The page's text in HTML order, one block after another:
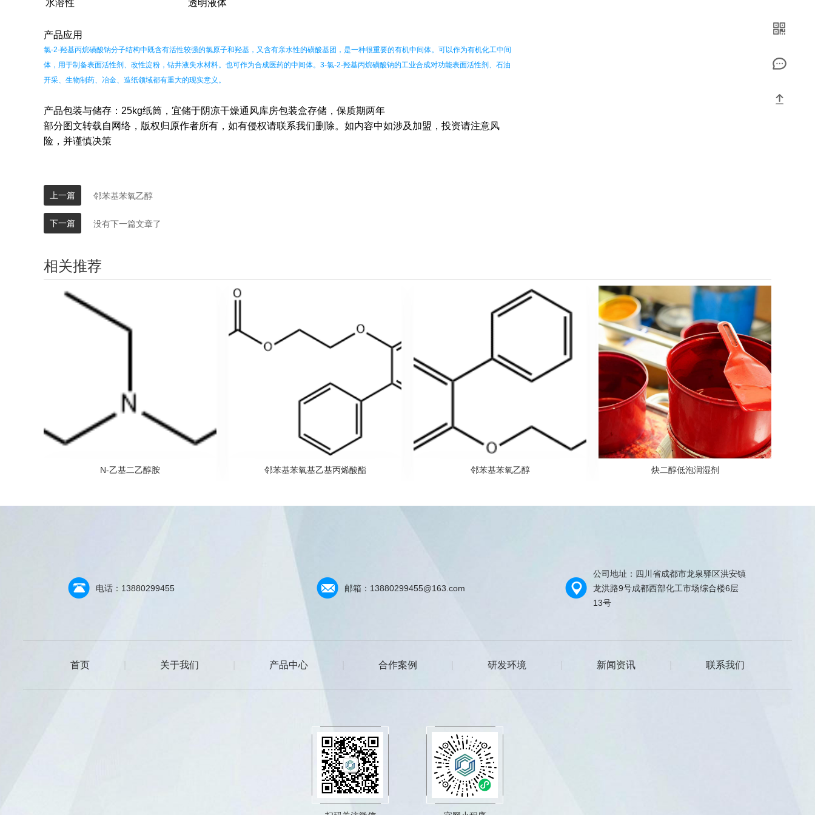
水溶性
透明液体
产品应用
氯-2-羟基丙烷磺酸钠分子结构中既含有活性较强的氯原子和羟基，又含有亲水性的磺酸基团，是一种很重要的有机中间体。可以作为有机化工中间
体，用于制备表面活性剂、改性淀粉，钻井液失水材料。也可作为合成医药的中间体。3-氯-2-羟基丙烷磺酸钠的工业合成对功能表面活性剂、石油
开采、生物制药、冶金、造纸领域都有重大的现实意义。
产品包装与储存：25kg纸筒，宜储于阴凉干燥通风库房包装盒存储，保质期两年
部分图文转载自网络，版权归原作者所有，如有侵权请联系我们删除。如内容中如涉及加盟，投资请注意风
险，并谨慎决策
上一篇 邻苯基苯氧乙醇
下一篇 没有下一篇文章了
相关推荐
N-乙基二乙醇胺 邻苯基苯氧基乙基丙烯酸酯 邻苯基苯氧乙醇 炔二醇低泡润湿剂
电话：13880299455 邮箱：13880299455@163.com
公司地址：四川省成都市龙泉驿区洪安镇
龙洪路9号成都西部化工市场综合楼6层
13号
首页 关于我们 产品中心 合作案例 研发环境 新闻资讯 联系我们